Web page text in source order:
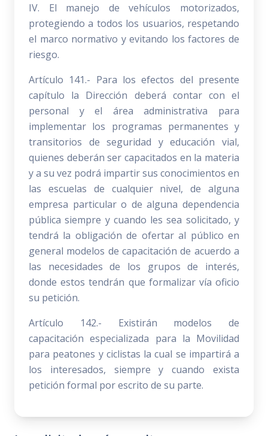
IV. El manejo de vehículos motorizados,
protegiendo a todos los usuarios, respetando
el marco normativo y evitando los factores de
riesgo.
Artículo 141.- Para los efectos del presente
capítulo la Dirección deberá contar con el
personal y el área administrativa para
implementar los programas permanentes y
transitorios de seguridad y educación vial,
quienes deberán ser capacitados en la materia
y a su vez podrá impartir sus conocimientos en
las escuelas de cualquier nivel, de alguna
empresa particular o de alguna dependencia
pública siempre y cuando les sea solicitado, y
tendrá la obligación de ofertar al público en
general modelos de capacitación de acuerdo a
las necesidades de los grupos de interés,
donde estos tendrán que formalizar vía oficio
su petición.
Artículo 142.- Existirán modelos de
capacitación especializada para la Movilidad
para peatones y ciclistas la cual se impartirá a
los interesados, siempre y cuando exista
petición formal por escrito de su parte.